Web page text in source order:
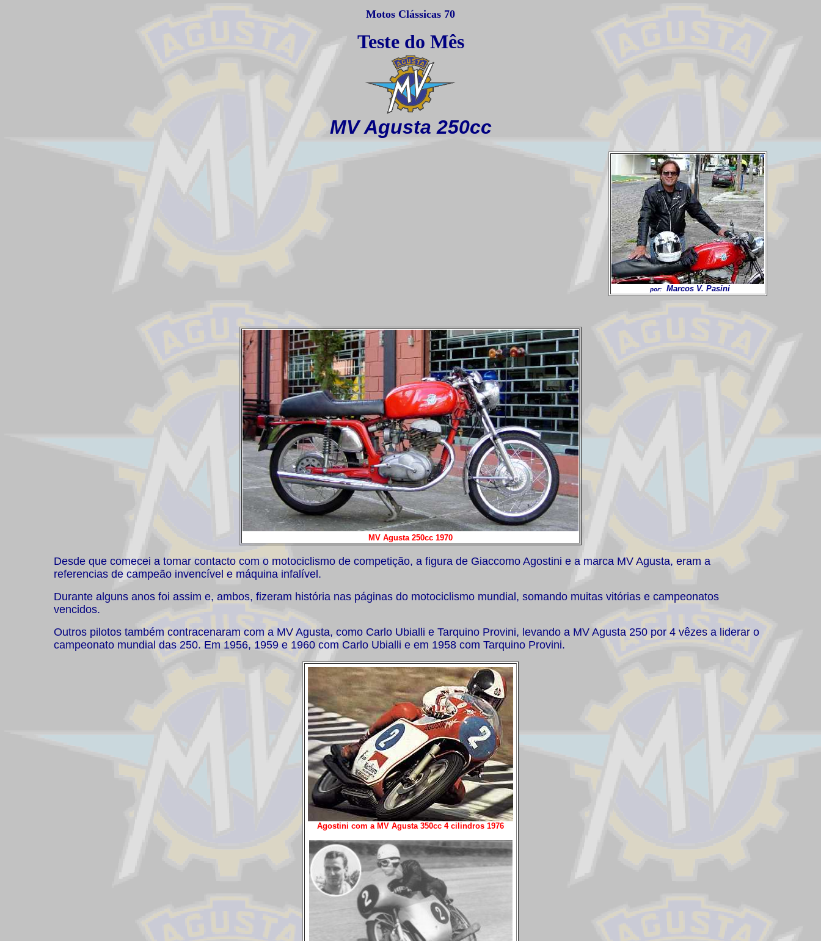
Motos Clássicas 70
Teste do Mês
MV Agusta 250cc
por: Marcos V. Pasini
MV Agusta 250cc 1970
Desde que comecei a tomar contacto com o motociclismo de competição, a figura de Giaccomo Agostini e a marca MV Agusta, eram a
referencias de campeão invencível e máquina infalível.
Durante alguns anos foi assim e, ambos, fizeram história nas páginas do motociclismo mundial, somando muitas vitórias e campeonatos
vencidos.
Outros pilotos também contracenaram com a MV Agusta, como Carlo Ubialli e Tarquino Provini, levando a MV Agusta 250 por 4 vêzes a liderar o
campeonato mundial das 250. Em 1956, 1959 e 1960 com Carlo Ubialli e em 1958 com Tarquino Provini.
Agostini com a MV Agusta 350cc 4 cilindros 1976